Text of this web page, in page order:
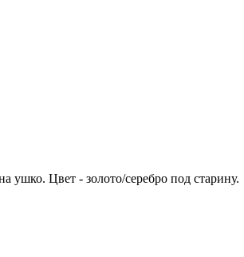
Цвет - золото/серебро под старину.